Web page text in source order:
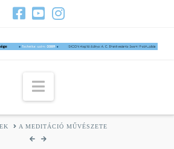
Navigation
A MEDITÁCIÓ MŰVÉSZETE